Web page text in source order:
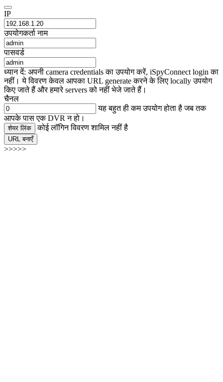
IP
उपयोगकर्ता नाम
पासवर्ड
ध्यान दें: अपनी camera credentials का उपयोग करें, iSpyConnect login का
नहीं। ये विवरण केवल आपका URL generate करने के लिए locally उपयोग
किए जाते हैं और हमारे servers को नहीं भेजे जाते हैं।
चैनल
यह बहुत ही कम उपयोग होता है जब तक
आपके पास एक DVR न हो।
शेयर लिंक कोई लॉगिन विवरण शामिल नहीं है
URL बनाएँ
>>>>>